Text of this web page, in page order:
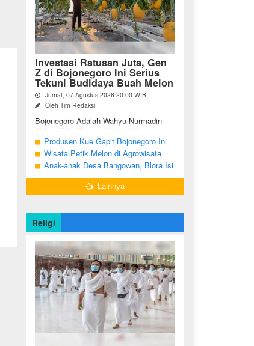
Investasi Ratusan Juta, Gen
Z di Bojonegoro Ini Serius
Tekuni Budidaya Buah Melon
Jumat, 07 Agustus 2026 20:00 WIB
Oleh Tim Redaksi
Bojonegoro Adalah Wahyu Nurmadin
Azhar (23), Generasi Z asal Desa
Sumodikaran RT 004 RW 002,
Kecamatan Dander, Kabupaten
Bojonegoro, Jawa ...
Produsen Kue Gapit Bojonegoro Ini
Banjir Pesanan Hingga Puluhan Juta
di Bulan Ramadan
Wisata Petik Melon di Agrowisata
Girli Farm Blora, Tak Sampai 5 Hari
Sudah Ludes Terjual
Anak-anak Desa Bangowan, Blora Isi
Waktu Jelang Buka Puasa dengan
Latihan GamelanLainnya
Religi